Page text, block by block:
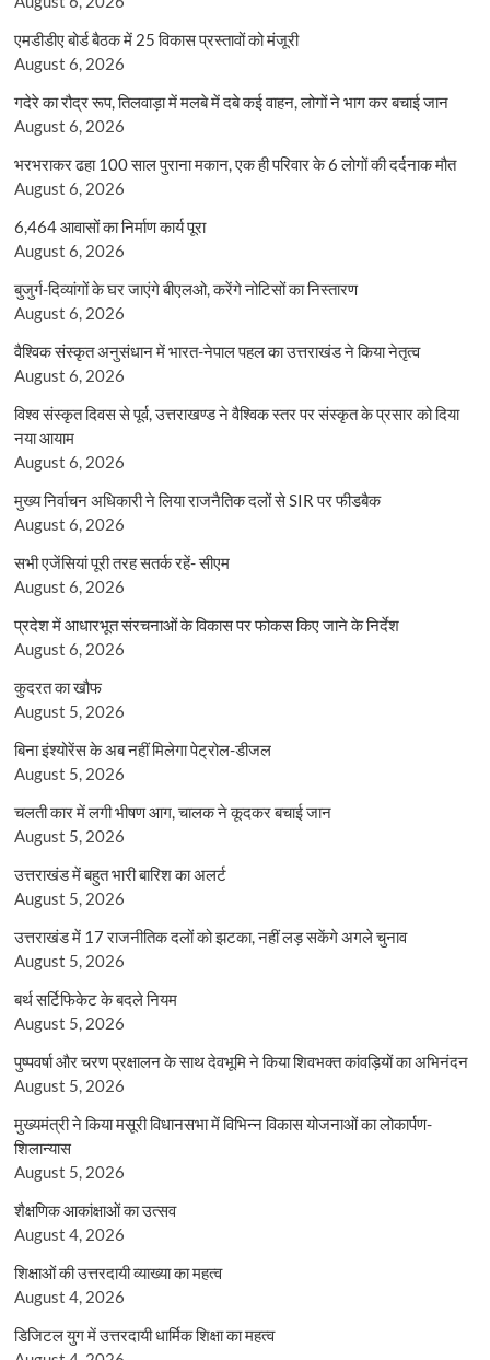
एमडीडीए बोर्ड बैठक में 25 विकास प्रस्तावों को मंजूरी
August 6, 2026
गदेरे का रौद्र रूप, तिलवाड़ा में मलबे में दबे कई वाहन, लोगों ने भाग कर बचाई जान
August 6, 2026
भरभराकर ढहा 100 साल पुराना मकान, एक ही परिवार के 6 लोगों की दर्दनाक मौत
August 6, 2026
6,464 आवासों का निर्माण कार्य पूरा
August 6, 2026
बुजुर्ग-दिव्यांगों के घर जाएंगे बीएलओ, करेंगे नोटिसों का निस्तारण
August 6, 2026
वैश्विक संस्कृत अनुसंधान में भारत-नेपाल पहल का उत्तराखंड ने किया नेतृत्व
August 6, 2026
विश्व संस्कृत दिवस से पूर्व, उत्तराखण्ड ने वैश्विक स्तर पर संस्कृत के प्रसार को दिया
नया आयाम
August 6, 2026
मुख्य निर्वाचन अधिकारी ने लिया राजनैतिक दलों से SIR पर फीडबैक
August 6, 2026
सभी एजेंसियां पूरी तरह सतर्क रहें- सीएम
August 6, 2026
प्रदेश में आधारभूत संरचनाओं के विकास पर फोकस किए जाने के निर्देश
August 6, 2026
कुदरत का खौफ
August 5, 2026
बिना इंश्योरेंस के अब नहीं मिलेगा पेट्रोल-डीजल
August 5, 2026
चलती कार में लगी भीषण आग, चालक ने कूदकर बचाई जान
August 5, 2026
उत्तराखंड में बहुत भारी बारिश का अलर्ट
August 5, 2026
उत्तराखंड में 17 राजनीतिक दलों को झटका, नहीं लड़ सकेंगे अगले चुनाव
August 5, 2026
बर्थ सर्टिफिकेट के बदले नियम
August 5, 2026
पुष्पवर्षा और चरण प्रक्षालन के साथ देवभूमि ने किया शिवभक्त कांवड़ियों का अभिनंदन
August 5, 2026
मुख्यमंत्री ने किया मसूरी विधानसभा में विभिन्न विकास योजनाओं का लोकार्पण-
शिलान्यास
August 5, 2026
शैक्षणिक आकांक्षाओं का उत्सव
August 4, 2026
शिक्षाओं की उत्तरदायी व्याख्या का महत्व
August 4, 2026
डिजिटल युग में उत्तरदायी धार्मिक शिक्षा का महत्व